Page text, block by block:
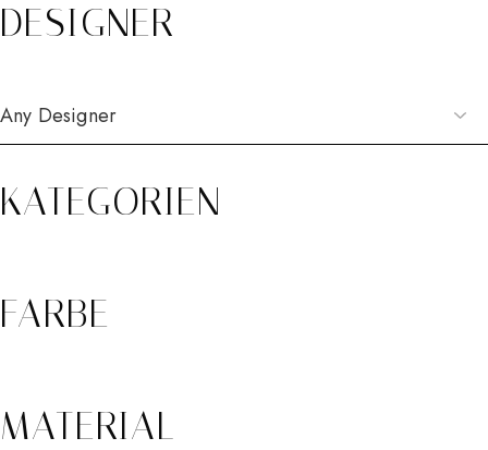
DESIGNER
KATEGORIEN
FARBE
MATERIAL